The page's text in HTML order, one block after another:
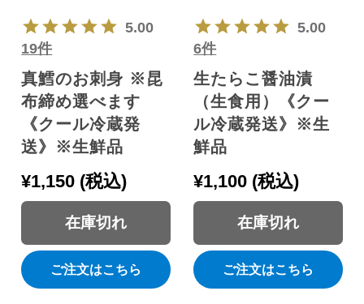
5.00
19件
真鱈のお刺身 ※昆
布締め選べます
《クール冷蔵発
送》※生鮮品
¥1,150 税込
在庫切れ
ご注文はこちら
5.00
6件
生たらこ醤油漬
（生食用）《クー
ル冷蔵発送》※生
鮮品
¥1,100 税込
在庫切れ
ご注文はこちら